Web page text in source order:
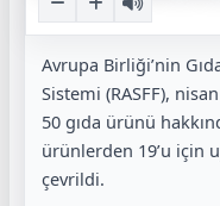
Avrupa Birliği’nin
Sistemi (RASFF),
50 gıda ürünü
ürünlerden 19’u için
çevrildi.